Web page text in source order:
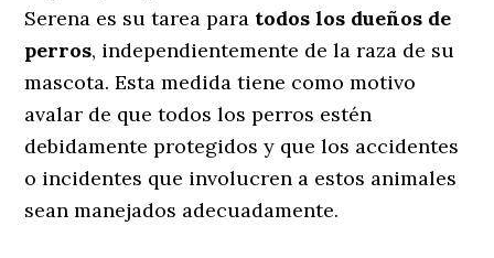
Serena es su tarea para todos los dueños de
perros, independientemente de la raza de su
mascota. Esta medida tiene como motivo
avalar de que todos los perros estén
debidamente protegidos y que los accidentes
o incidentes que involucren a estos animales
sean manejados adecuadamente.